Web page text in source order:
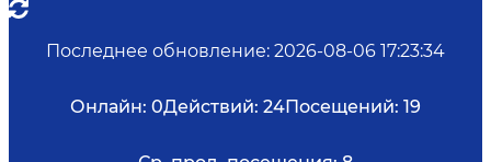
Последнее обновление: 2026-08-06 17:23:34
Онлайн: 0Действий: 24Посещений: 19